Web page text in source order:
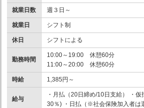
就業日数 週３日～
就業日 シフト制
休日 シフトによる
勤務時間
10:00～19:00 休憩60分
11:00～20:00 休憩60分
時給 1,385円～
給与
・月払（20日締め/10日支給） ・
30％) ・日払（※社会保険加入者は